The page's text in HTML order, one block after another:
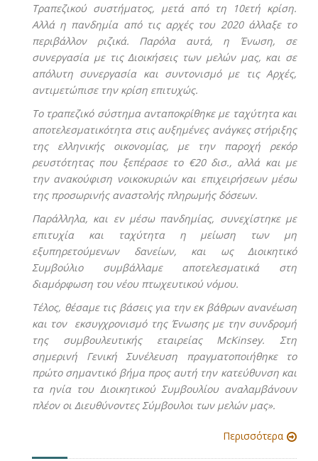
Τραπεζικού συστήματος, μετά από τη 10ετή κρίση.
Αλλά η πανδημία από τις αρχές του 2020 άλλαξε το
περιβάλλον ριζικά. Παρόλα αυτά, η Ένωση, σε
συνεργασία με τις Διοικήσεις των μελών μας, και σε
απόλυτη συνεργασία και συντονισμό με τις Αρχές,
αντιμετώπισε την κρίση επιτυχώς.
Το τραπεζικό σύστημα ανταποκρίθηκε με ταχύτητα και
αποτελεσματικότητα στις αυξημένες ανάγκες στήριξης
της ελληνικής οικονομίας, με την παροχή ρεκόρ
ρευστότητας που ξεπέρασε το €20 δισ., αλλά και με
την ανακούφιση νοικοκυριών και επιχειρήσεων μέσω
της προσωρινής αναστολής πληρωμής δόσεων.
Παράλληλα, και εν μέσω πανδημίας, συνεχίστηκε με
επιτυχία και ταχύτητα η μείωση των μη
εξυπηρετούμενων δανείων, και ως Διοικητικό
Συμβούλιο συμβάλλαμε αποτελεσματικά στη
διαμόρφωση του νέου πτωχευτικού νόμου.
Τέλος, θέσαμε τις βάσεις για την εκ βάθρων ανανέωση
και τον εκσυγχρονισμό της Ένωσης με την συνδρομή
της συμβουλευτικής εταιρείας ΜcKinsey. Στη
σημερινή Γενική Συνέλευση πραγματοποιήθηκε το
πρώτο σημαντικό βήμα προς αυτή την κατεύθυνση και
τα ηνία του Διοικητικού Συμβουλίου αναλαμβάνουν
πλέον οι Διευθύνοντες Σύμβουλοι των μελών μας».
Περισσότερα